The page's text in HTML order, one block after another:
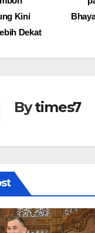
Kini
Dekat
Bytimes7